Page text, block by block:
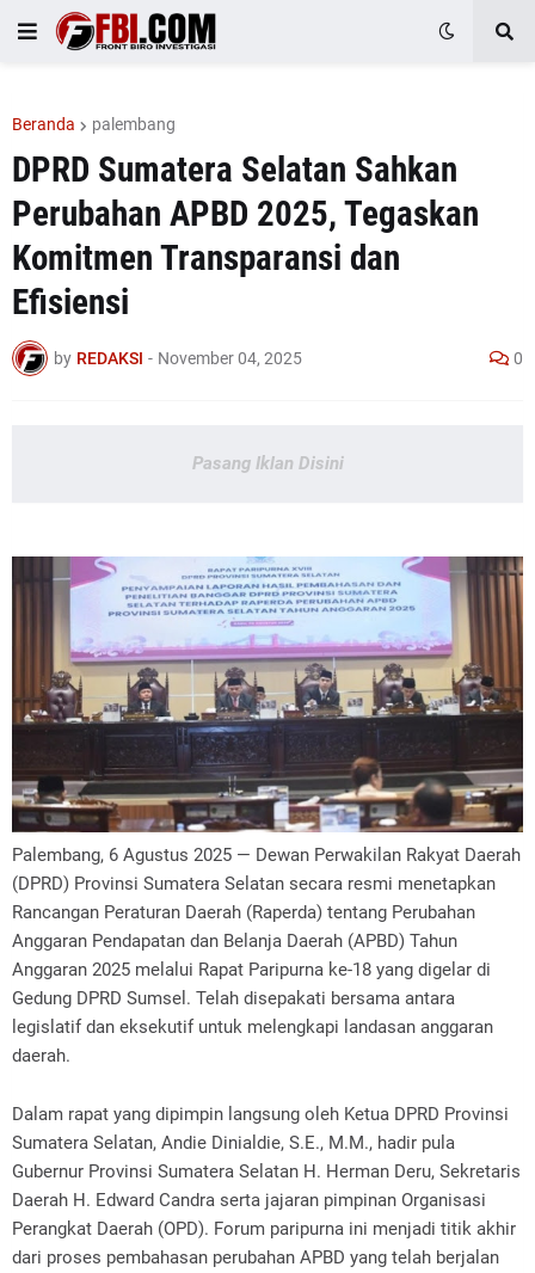
Beranda palembang
DPRD Sumatera Selatan Sahkan
Perubahan APBD 2025, Tegaskan
Komitmen Transparansi dan
Efisiensi
by REDAKSI - November 04, 2025 0
Pasang Iklan Disini
Palembang, 6 Agustus 2025 — Dewan Perwakilan Rakyat Daerah
(DPRD) Provinsi Sumatera Selatan secara resmi menetapkan
Rancangan Peraturan Daerah (Raperda) tentang Perubahan
Anggaran Pendapatan dan Belanja Daerah (APBD) Tahun
Anggaran 2025 melalui Rapat Paripurna ke-18 yang digelar di
Gedung DPRD Sumsel. Te­lah disepakati bersama antara
legislatif dan eksekutif untuk melengkapi landasan anggaran
daerah.
Dalam rapat yang dipimpin langsung oleh Ketua DPRD Provinsi
Sumatera Selatan, Andie Dinialdie, S.E., M.M., hadir pula
Gubernur Provinsi Sumatera Selatan H. Herman Deru, Sekretaris
Daerah H. Edward Candra serta jajaran pimpinan Organisasi
Perangkat Daerah (OPD). Forum paripurna ini menjadi titik akhir
dari proses pembahasan perubahan APBD yang telah berjalan